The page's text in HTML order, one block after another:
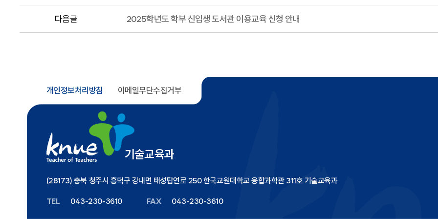
다음글 2025학년도 학부 신입생 도서관 이용교육 신청 안내
개인정보처리방침 이메일무단수집거부
기술교육과
(28173) 충북 청주시 흥덕구 강내면 태성탑연로 250 한국교원대학교 융합과학관 311호 기술교육과
TEL 043-230-3610 FAX 043-230-3610